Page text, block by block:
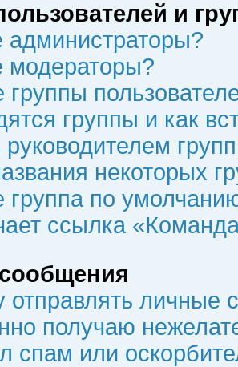
и
администраторы?
модераторы?
группы
группы и как
руководителем
некоторых
группа по
ссылка
отправлять личные
получаю
спам или